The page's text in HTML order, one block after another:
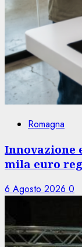
Romagna
Innovazione
mila euro
6 Agosto 2026 0